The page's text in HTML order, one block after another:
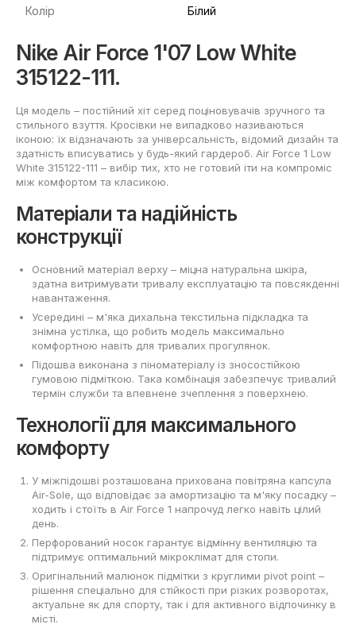
Колір Білий
Nike Air Force 1'07 Low White
315122-111.
Ця модель – постійний хіт серед поціновувачів зручного та
стильного взуття. Кросівки не випадково називаються
іконою: їх відзначають за універсальність, відомий дизайн та
здатність вписуватись у будь-який гардероб. Air Force 1 Low
White 315122-111 – вибір тих, хто не готовий іти на компроміс
між комфортом та класикою.
Матеріали та надійність
конструкції
Основний матеріал верху – міцна натуральна шкіра,
здатна витримувати тривалу експлуатацію та повсякденні
навантаження.
Усередині – м'яка дихальна текстильна підкладка та
знімна устілка, що робить модель максимально
комфортною навіть для тривалих прогулянок.
Підошва виконана з піноматеріалу із зносостійкою
гумовою підміткою. Така комбінація забезпечує тривалий
термін служби та впевнене зчеплення з поверхнею.
Технології для максимального
комфорту
У міжпідошві розташована прихована повітряна капсула
Air-Sole, що відповідає за амортизацію та м'яку посадку –
ходить і стоїть в Air Force 1 напрочуд легко навіть цілий
день.
Перфорований носок гарантує відмінну вентиляцію та
підтримує оптимальний мікроклімат для стопи.
Оригінальний малюнок підмітки з круглими pivot point –
рішення спеціально для стійкості при різких розворотах,
актуальне як для спорту, так і для активного відпочинку в
місті.